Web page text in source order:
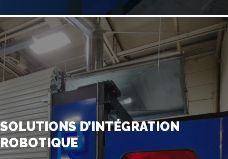
SOLUTIONS D’INTÉGRATION
ROBOTIQUE